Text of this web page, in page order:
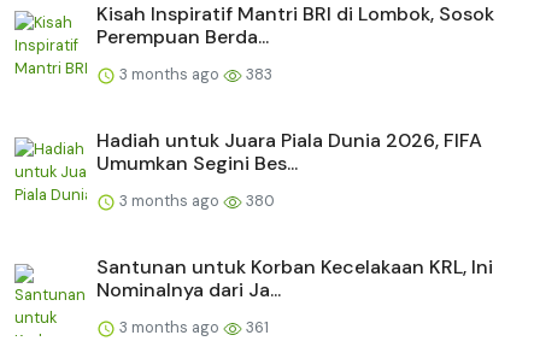
Kisah Inspiratif Mantri BRI di Lombok, Sosok
Perempuan Berda...
3 months ago 383
Hadiah untuk Juara Piala Dunia 2026, FIFA
Umumkan Segini Bes...
3 months ago 380
Santunan untuk Korban Kecelakaan KRL, Ini
Nominalnya dari Ja...
3 months ago 361